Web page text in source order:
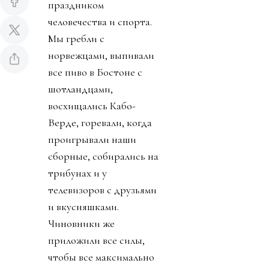
праздником
человечества и спорта.
Мы гребли с
норвежцами, выпивали
все пиво в Бостоне с
шотландцами,
восхищались Кабо-
Верде, горевали, когда
проигрывали наши
сборные, собирались на
трибунах и у
телевизоров с друзьями
и вкусняшками.
Чиновники же
приложили все силы,
чтобы все максимально